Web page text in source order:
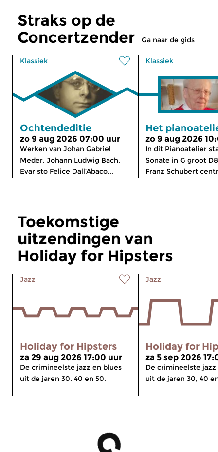
Straks op de
Concertzender
Ga naar de gids
Klassiek
Ochtendeditie
zo 9 aug 2026 07:00 uur
Werken van Johan Gabriel
Meder, Johann Ludwig Bach,
Evaristo Felice Dall’Abaco...
Klassiek
Het
zo 9 aug 2026
In dit Pianoatelier
Sonate in G groot
Franz Schubert
Toekomstige
uitzendingen van
Holiday for Hipsters
Jazz
Holiday for Hipsters
za 29 aug 2026 17:00 uur
De crimineelste jazz en blues
uit de jaren 30, 40 en 50.
Jazz
Holiday for
za 5 sep 2026
De crimineelste jazz
uit de jaren 30, 40